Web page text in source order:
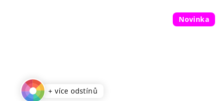
+ více odstínů
Novinka